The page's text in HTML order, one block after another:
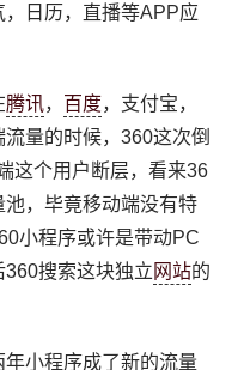
日历，直播等APP应
腾讯， 百度，支付宝，
流量的时候，360这次倒
这个用户断层，看来36
，毕竟移动端没有特
小程序或许是带动PC
搜索这块独立 网站的
年小程序成了新的流量